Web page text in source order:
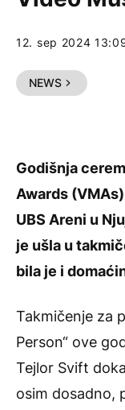
12. sep 2024
NEWS
Godišnja
Awards
UBS Areni u
je ušla u
bila je i
Takmičenje za
Person“ ove
Tejlor Svift
osim dosadno,